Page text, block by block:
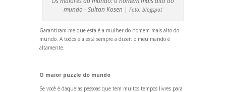
mundo - Sultan Kosen |Foto:blogspot
Garantiram-me que esta é a mulher do homem mais alto do
mundo. A todos ela está sempre a dizer: o meu marido é
altamente.
O maior puzzle do mundo
Se você é daquelas pessoas que tem muitos tempos livres para